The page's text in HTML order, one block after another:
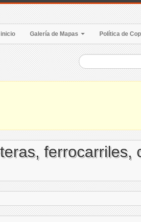
inicio Galería de Mapas Política de
ferrocarriles,